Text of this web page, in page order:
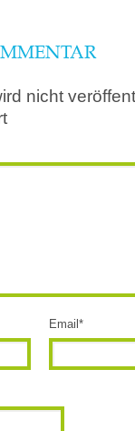
nicht
Email *